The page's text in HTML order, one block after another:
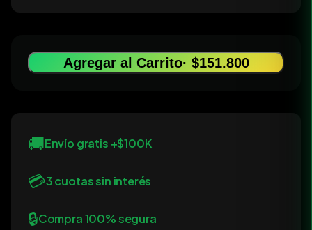
Agregar al Carrito· $151.800
🚚Envío gratis +$100K
💳3 cuotas sin interés
🔒Compra 100% segura